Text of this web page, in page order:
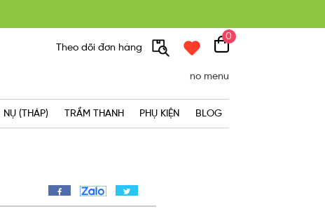
300K Theo dõi đơn hàng
0
no menu
NỤ (THÁP) TRẦM THANH PHỤ KIỆN BLOG